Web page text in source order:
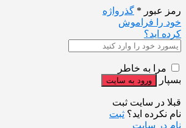
رمز عبور * گذرواژه
خود را فراموش
کرده اید؟
مرا به خاطر
بسپار
قبلا در سایت ثبت
نام نکرده اید؟ ثبت
نام در سایت